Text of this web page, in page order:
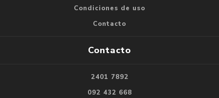
Condiciones de uso
Contacto
Contacto
2401 7892
092 432 668